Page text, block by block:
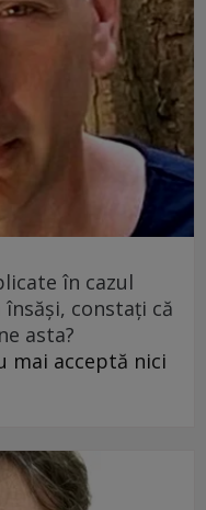
în cazul
constați că
asta?
mai acceptă nici